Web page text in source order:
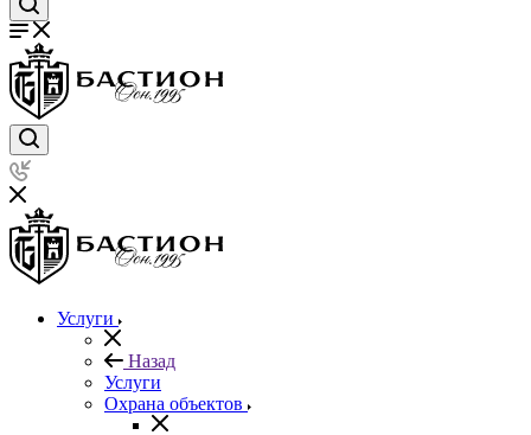
Услуги
Назад
Услуги
Охрана объектов